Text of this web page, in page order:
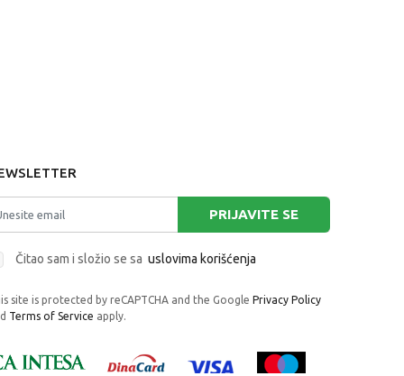
PRIJAVITE SE
Čitao sam i složio se sa uslovima korišćenja
site is protected by reCAPTCHA and the Google Privacy Policy
Terms of Service apply.